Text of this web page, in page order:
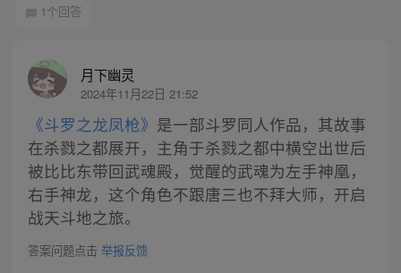
1个回答
月下幽灵
2024年11月22日 21:52
《斗罗之龙凤枪》 是一部斗罗同人作品，其故事
在杀戮之都展开，主角于杀戮之都中横空出世后
被比比东带回武魂殿，觉醒的武魂为左手神凰，
右手神龙，这个角色不跟唐三也不拜大师，开启
战天斗地之旅。
答案问题点击 举报反馈